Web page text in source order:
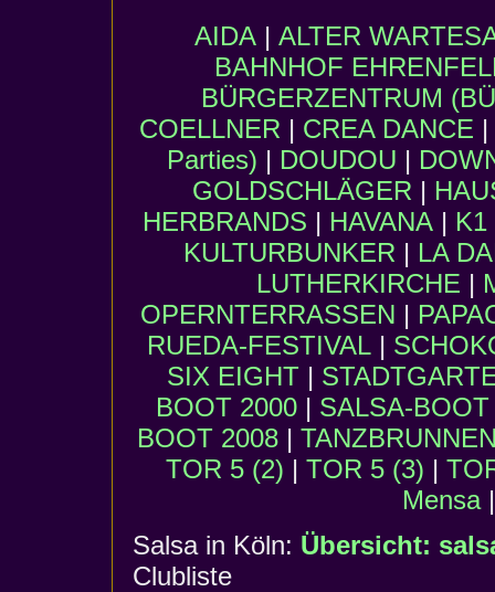
AIDA | ALTER
BAHNHOF
BÜRGERZENTRUM
COELLNER | CREA DANCE |
Parties) | DOUDOU |
GOLDSCHLÄGER |
HERBRANDS | HAVANA| K1
KULTURBUNKER | LA
LUTHERKIRCHE |
OPERNTERRASSEN |
RUEDA-FESTIVAL |
SIX EIGHT|
BOOT 2000| SALSA-BOOT
BOOT 2008 |
TOR 5 (2) | TOR 5 (3) |
Mensa
Salsa in Köln: Übersicht:
Clubliste